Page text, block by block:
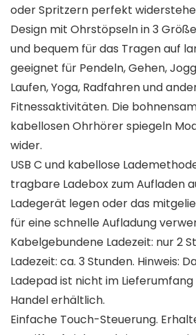
oder Spritzern perfekt
Design mit Ohrstöpseln in 3
und bequem für das Tragen auf
geeignet für Pendeln, Gehen,
Laufen, Yoga, Radfahren und
Fitnessaktivitäten. Die
kabellosen Ohrhörer spiegeln
wider.
USB C und kabellose
tragbare Ladebox zum Aufladen
Ladegerät legen oder das
für eine schnelle Aufladung
Kabelgebundene Ladezeit: nur 2
Ladezeit: ca. 3 Stunden. Hinweis:
Ladepad ist nicht im
Handel erhältlich.
Einfache Touch-Steuerung.